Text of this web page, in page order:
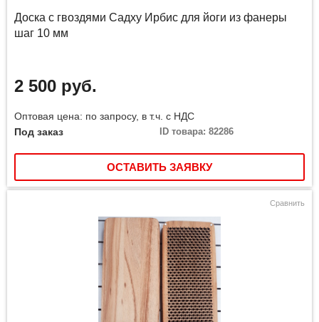
Доска с гвоздями Садху Ирбис для йоги из фанеры
шаг 10 мм
2 500 руб.
Оптовая цена: по запросу, в т.ч. с НДС
Под заказ
ID товара: 82286
ОСТАВИТЬ ЗАЯВКУ
Сравнить